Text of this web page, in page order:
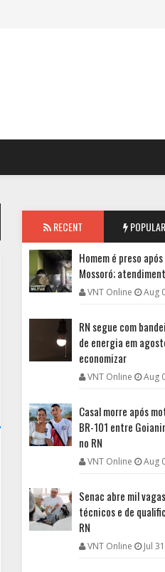
RECENT POPULAR
Homem é preso
Mossoró;
VNT Online Aug
RN segue com
de energia em
economizar
VNT Online Aug
Casal morre após
BR-101 entre
no RN
VNT Online Aug
Senac abre mil
técnicos e de
RN
VNT Online Jul